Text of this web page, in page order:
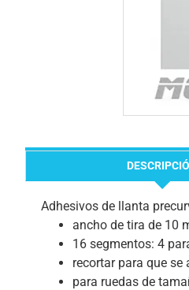
Adhesivos de llanta
ancho de tira de 10
16 segmentos: 4
recortar para que
para ruedas de